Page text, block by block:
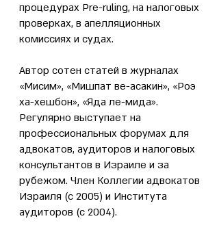
процедурах Pre-ruling, на налоговых
проверках, в апелляционных
комиссиях и судах.
Автор сотен статей в журналах
«Мисим», «Мишпат ве-асакин», «Роэ
ха-хешбон», «Яда ле-мида».
Регулярно выступает на
профессиональных форумах для
адвокатов, аудиторов и налоговых
консультантов в Израиле и за
рубежом. Член Коллегии адвокатов
Израиля (с 2005) и Института
аудиторов (с 2004).